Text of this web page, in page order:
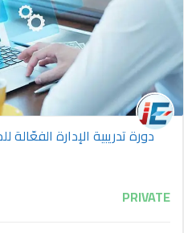
دورة تدريبية الإدارة
PRIVATE